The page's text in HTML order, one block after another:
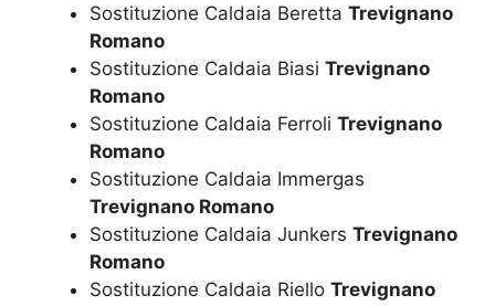
Sostituzione Caldaia Beretta Trevignano
Romano
Sostituzione Caldaia Biasi Trevignano
Romano
Sostituzione Caldaia Ferroli Trevignano
Romano
Sostituzione Caldaia Immergas
Trevignano Romano
Sostituzione Caldaia Junkers Trevignano
Romano
Sostituzione Caldaia Riello Trevignano